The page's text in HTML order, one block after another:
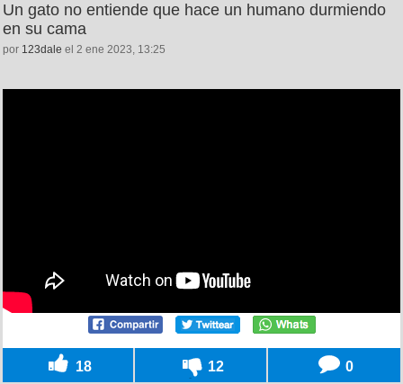
Un gato no entiende que hace un humano durmiendo
en su cama
por 123dale el 2 ene 2023, 13:25
18 12 0